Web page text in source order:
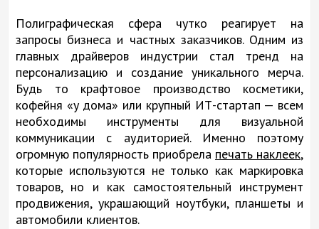
Полиграфическая сфера чутко реагирует на
запросы бизнеса и частных заказчиков. Одним из
главных драйверов индустрии стал тренд на
персонализацию и создание уникального мерча.
Будь то крафтовое производство косметики,
кофейня «у дома» или крупный ИТ-стартап — всем
необходимы инструменты для визуальной
коммуникации с аудиторией. Именно поэтому
огромную популярность приобрела печать наклеек,
которые используются не только как маркировка
товаров, но и как самостоятельный инструмент
продвижения, украшающий ноутбуки, планшеты и
автомобили клиентов.